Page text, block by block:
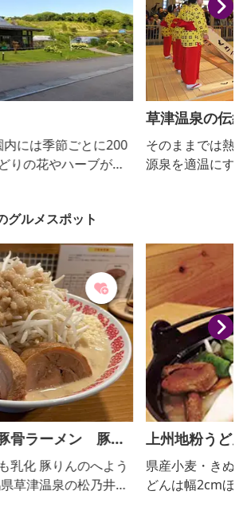
には季節ごとに200
りの花やハーブが咲
。レストランでは地
理を提供。花の雑貨
ど花に関する商品も
草津温泉の伝
そのままでは熱
源泉を適温にす
グルメスポット
骨ラーメン 豚り
乳化 豚りんのへよう
草津温泉の松乃井旅
上州地粉うど
県産小麦・きぬ
どんは幅2cmほ